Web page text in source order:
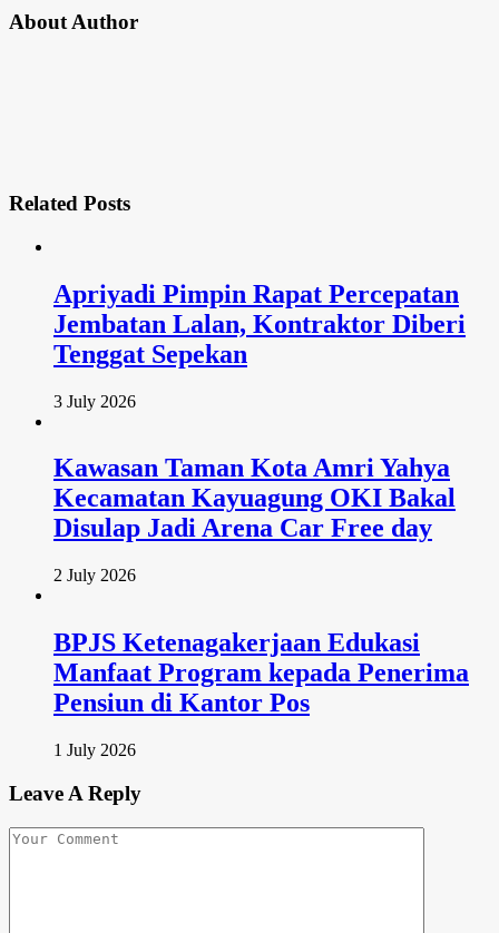
About Author
Related Posts
Apriyadi Pimpin Rapat Percepatan
Jembatan Lalan, Kontraktor Diberi
Tenggat Sepekan
3 July 2026
Kawasan Taman Kota Amri Yahya
Kecamatan Kayuagung OKI Bakal
Disulap Jadi Arena Car Free day
2 July 2026
BPJS Ketenagakerjaan Edukasi
Manfaat Program kepada Penerima
Pensiun di Kantor Pos
1 July 2026
Leave A Reply